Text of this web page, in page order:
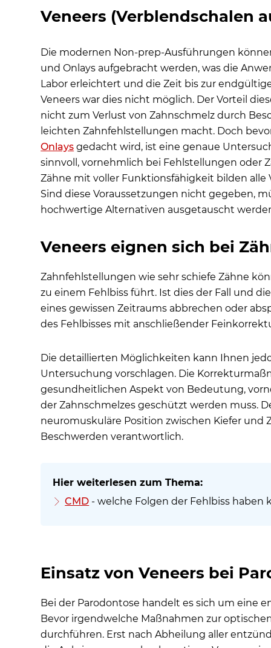
Veneers (Verblendschalen
Die modernen Non-prep-Ausführungen
und Onlays aufgebracht werden, was die
Labor erleichtert und die Zeit bis zur
Veneers war dies nicht möglich. Der Vorteil
nicht zum Verlust von Zahnschmelz durch
leichten Zahnfehlstellungen macht. Doch
Onlays gedacht wird, ist eine genaue
sinnvoll, vornehmlich bei Fehlstellungen oder
Zähne mit voller Funktionsfähigkeit bilden alle
Sind diese Voraussetzungen nicht gegeben,
hochwertige Alternativen ausgetauscht
Veneers eignen sich bei
Zahnfehlstellungen wie sehr schiefe Zähne
zu einem Fehlbiss führt. Ist dies der Fall und
eines gewissen Zeitraums abbrechen oder
des Fehlbisses mit anschließender
Die detaillierten Möglichkeiten kann Ihnen
Untersuchung vorschlagen. Die
gesundheitlichen Aspekt von Bedeutung,
der Zahnschmelzes geschützt werden muss.
neuromuskuläre Position zwischen Kiefer
Beschwerden verantwortlich.
CMD - welche Folgen der Fehlbiss haben
Einsatz von Veneers bei
Bei der Parodontose handelt es sich um eine
Bevor irgendwelche Maßnahmen zur
durchführen. Erst nach Abheilung aller